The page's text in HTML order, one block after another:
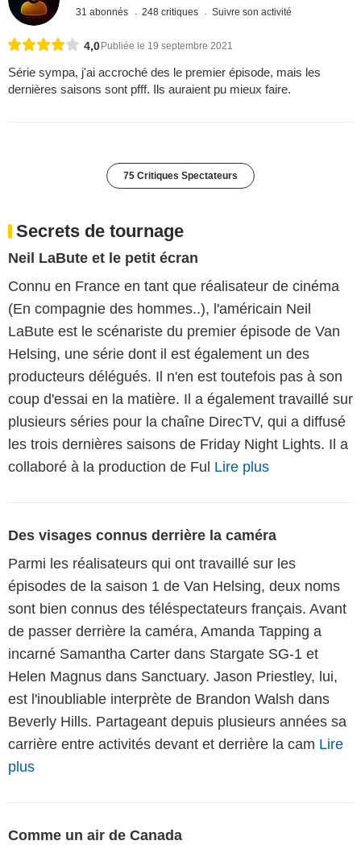
31 abonnés 248 critiques Suivre son activité
4,0 Publiée le 19 septembre 2021
Série sympa, j'ai accroché des le premier épisode, mais les
dernières saisons sont pfff. Ils auraient pu mieux faire.
75 Critiques Spectateurs
Secrets de tournage
Neil LaBute et le petit écran
Connu en France en tant que réalisateur de cinéma
(En compagnie des hommes..), l'américain Neil
LaBute est le scénariste du premier épisode de Van
Helsing, une série dont il est également un des
producteurs délégués. Il n'en est toutefois pas à son
coup d'essai en la matière. Il a également travaillé sur
plusieurs séries pour la chaîne DirecTV, qui a diffusé
les trois dernières saisons de Friday Night Lights. Il a
collaboré à la production de Ful Lire plus
Des visages connus derrière la caméra
Parmi les réalisateurs qui ont travaillé sur les
épisodes de la saison 1 de Van Helsing, deux noms
sont bien connus des téléspectateurs français. Avant
de passer derrière la caméra, Amanda Tapping a
incarné Samantha Carter dans Stargate SG-1 et
Helen Magnus dans Sanctuary. Jason Priestley, lui,
est l'inoubliable interprète de Brandon Walsh dans
Beverly Hills. Partageant depuis plusieurs années sa
carrière entre activités devant et derrière la cam Lire
plus
Comme un air de Canada